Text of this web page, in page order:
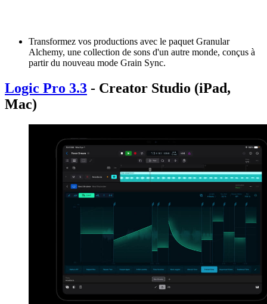
Transformez vos productions avec le paquet Granular
Alchemy, une collection de sons d'un autre monde, conçus à
partir du nouveau mode Grain Sync.
Logic Pro 3.3 - Creator Studio (iPad,
Mac)